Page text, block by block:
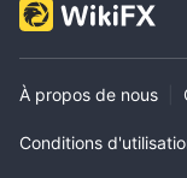
À propos de nous
Conditions